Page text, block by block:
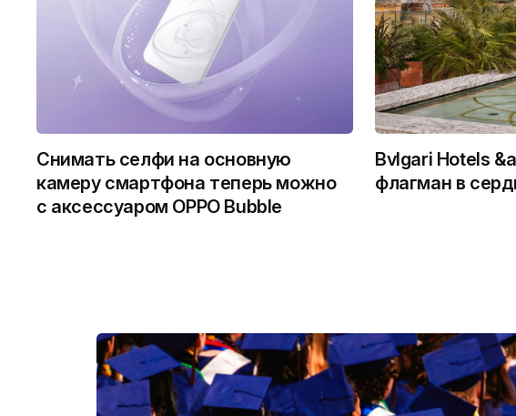
Снимать селфи на основную
камеру смартфона теперь можно
с аксессуаром OPPO Bubble
Bvlgari Hotels
флагман в